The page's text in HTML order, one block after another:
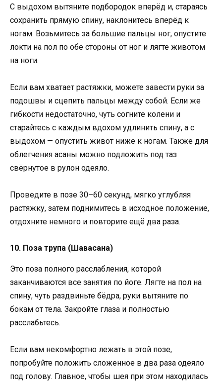
С выдохом вытяните подбородок вперёд и, стараясь
сохранить прямую спину, наклонитесь вперёд к
ногам. Возьмитесь за большие пальцы ног, опустите
локти на пол по обе стороны от ног и лягте животом
на ноги.
Если вам хватает растяжки, можете завести руки за
подошвы и сцепить пальцы между собой. Если же
гибкости недостаточно, чуть согните колени и
старайтесь с каждым вдохом удлинить спину, а с
выдохом — опустить живот ниже к ногам. Также для
облегчения асаны можно подложить под таз
свёрнутое в рулон одеяло.
Проведите в позе 30–60 секунд, мягко углубляя
растяжку, затем поднимитесь в исходное положение,
отдохните немного и повторите ещё два раза.
10. Поза трупа (Шавасана)
Это поза полного расслабления, которой
заканчиваются все занятия по йоге. Лягте на пол на
спину, чуть раздвиньте бёдра, руки вытяните по
бокам от тела. Закройте глаза и полностью
расслабьтесь.
Если вам некомфортно лежать в этой позе,
попробуйте положить сложенное в два раза одеяло
под голову. Главное, чтобы шея при этом находилась